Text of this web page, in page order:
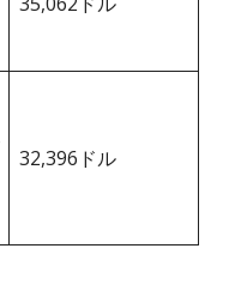
32,396ドル